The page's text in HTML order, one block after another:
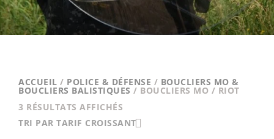
ACCUEIL / POLICE & DÉFENSE / BOUCLIERS MO &
BOUCLIERS BALISTIQUES / BOUCLIERS MO / RIOT
3 RÉSULTATS AFFICHÉS
PAR
TRI PAR TARIF CROISSANT